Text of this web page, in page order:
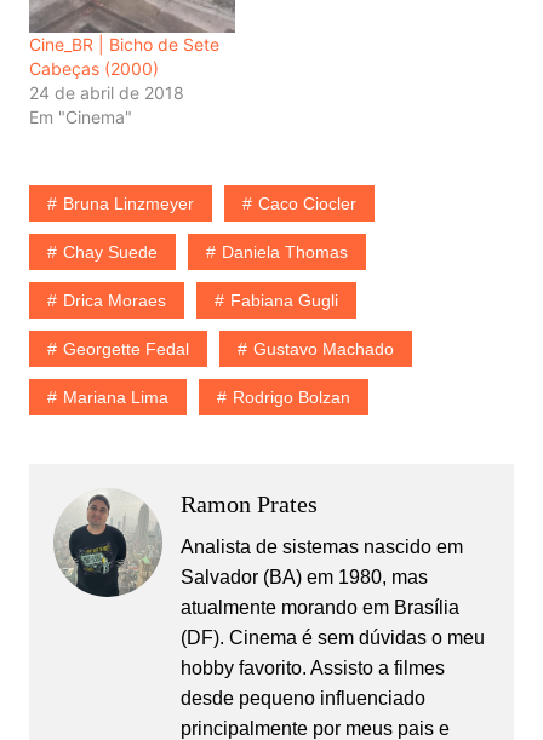
Cine_BR | Bicho de Sete
Cabeças (2000)
24 de abril de 2018
Em "Cinema"
Bruna Linzmeyer Caco Ciocler
Chay Suede Daniela Thomas
Drica Moraes Fabiana Gugli
Georgette Fedal Gustavo Machado
Mariana Lima Rodrigo Bolzan
Ramon Prates
Analista de sistemas nascido em
Salvador (BA) em 1980, mas
atualmente morando em Brasília
(DF). Cinema é sem dúvidas o meu
hobby favorito. Assisto a filmes
desde pequeno influenciado
principalmente por meus pais e